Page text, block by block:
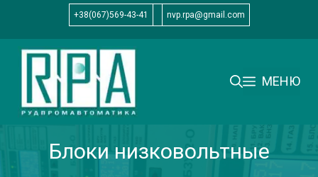
содержимому
+38(067)569-43-41 nvp.rpa@gmail.com
МЕНЮ
Блоки низковольтные